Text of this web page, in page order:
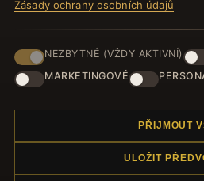
Zásady ochrany osobních údajů
NEZBYTNÉ (VŽDY AKTIVNÍ)
MARKETINGOVÉ
PŘIJMOUT
ULOŽIT
Nové produkty
Speciální nabídky
Blog
Recenze
Přihlásit se